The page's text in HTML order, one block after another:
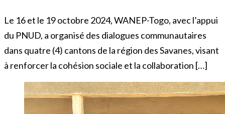
Le 16 et le 19 octobre 2024, WANEP-Togo, avec l’appui
du PNUD, a organisé des dialogues communautaires
dans quatre (4) cantons de la région des Savanes, visant
à renforcer la cohésion sociale et la collaboration […]